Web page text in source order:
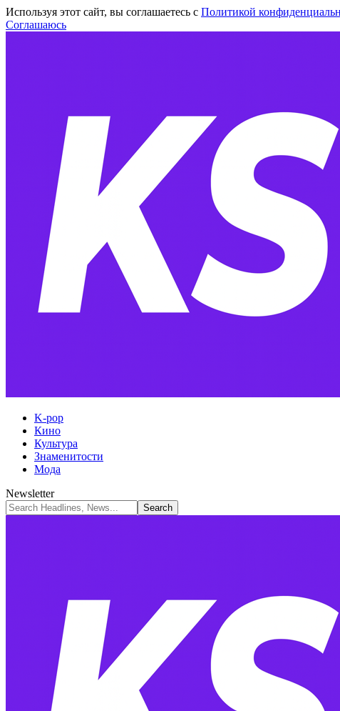
Используя этот сайт, вы соглашаетесь с Политикой
Соглашаюсь
K-pop
Кино
Культура
Знаменитости
Мода
Newsletter